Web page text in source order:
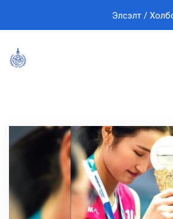
Элсэлт /
ТЭНХИМҮҮД
СУРГАЛТ